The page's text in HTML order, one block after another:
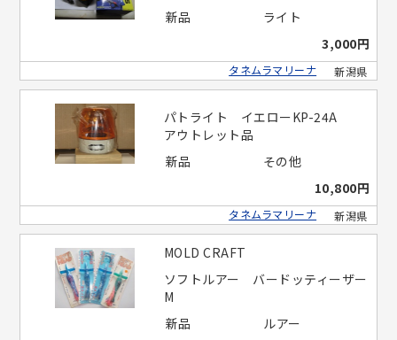
新品
ライト
3,000円
新潟県
タネムラマリーナ
パトライト イエローKP-24A
アウトレット品
新品
その他
10,800円
新潟県
タネムラマリーナ
MOLD CRAFT
ソフトルアー バードッティーザー
M
新品
ルアー